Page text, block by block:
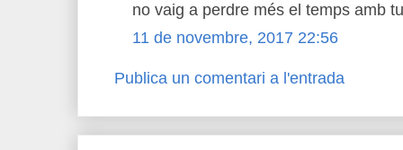
no vaig a perdre més el temps amb
11 de novembre, 2017 22:56
Publica un comentari a l'entrada